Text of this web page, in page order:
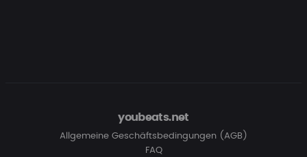
youbeats.net
Allgemeine Geschäftsbedingungen (AGB)
FAQ